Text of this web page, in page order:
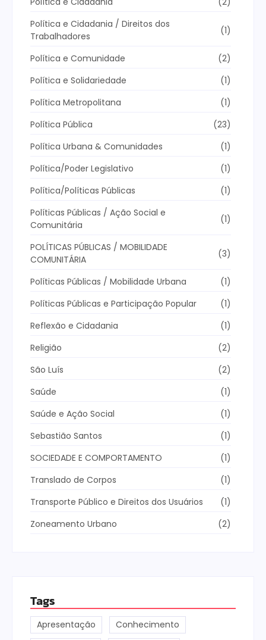
Política e Cidadania / Direitos dos
Trabalhadores
(1)
Política e Comunidade
(2)
Política e Solidariedade
(1)
Política Metropolitana
(1)
Política Pública
(23)
Política Urbana & Comunidades
(1)
Política/Poder Legislativo
(1)
Política/Políticas Públicas
(1)
Políticas Públicas / Ação Social e
Comunitária
(1)
POLÍTICAS PÚBLICAS / MOBILIDADE
COMUNITÁRIA
(3)
Políticas Públicas / Mobilidade Urbana
(1)
Políticas Públicas e Participação Popular
(1)
Reflexão e Cidadania
(1)
Religião
(2)
São Luís
(2)
Saúde
(1)
Saúde e Ação Social
(1)
Sebastião Santos
(1)
SOCIEDADE E COMPORTAMENTO
(1)
Translado de Corpos
(1)
Transporte Público e Direitos dos Usuários
(1)
Zoneamento Urbano
(2)
Tags
Apresentação
Conhecimento